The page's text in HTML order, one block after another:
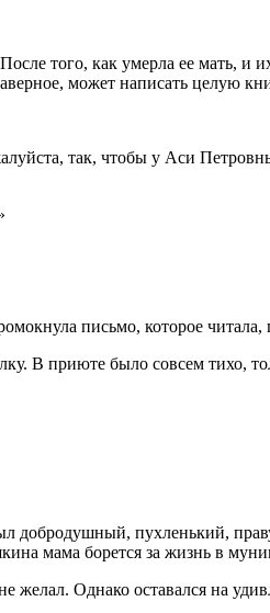
того, как умерла ее мать, и
может написать целую
так, чтобы у Аси
письмо, которое
В приюте было совсем тихо,
пухленький,
мама борется за жизнь в
Однако оставался на